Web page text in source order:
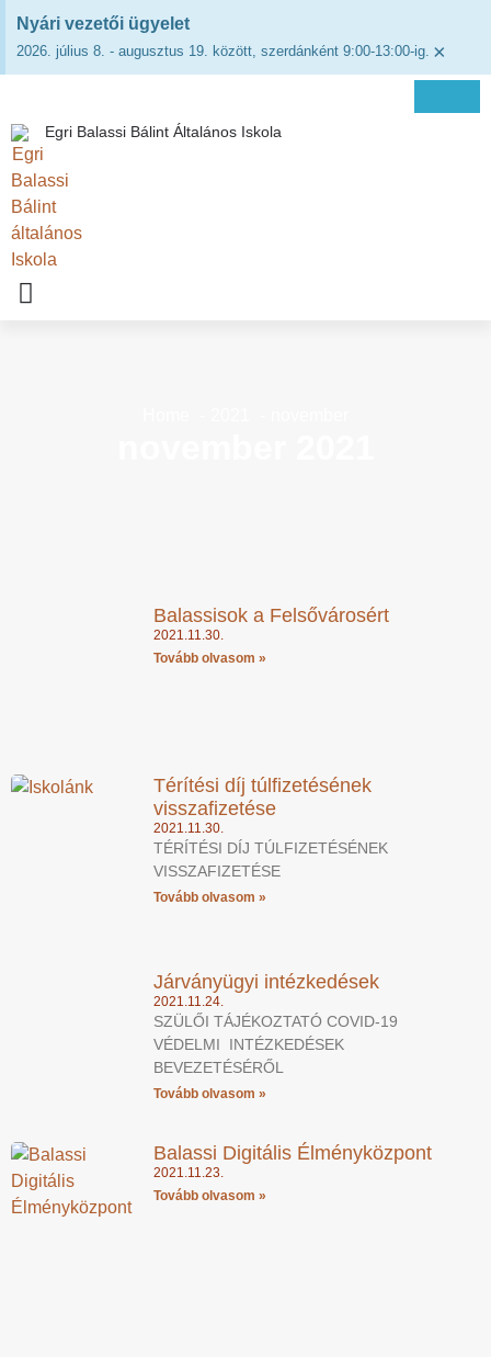
Nyári vezetői ügyelet
2026. július 8. - augusztus 19. között, szerdánként 9:00-13:00-ig. ×
Egri Balassi Bálint Általános Iskola
Balassisok a Felsővárosért
2021.11.30.
Tovább olvasom »
Térítési díj túlfizetésének
visszafizetése
2021.11.30.
TÉRÍTÉSI DÍJ TÚLFIZETÉSÉNEK
VISSZAFIZETÉSE
Tovább olvasom »
Járványügyi intézkedések
2021.11.24.
SZÜLŐI TÁJÉKOZTATÓ COVID-19
VÉDELMI INTÉZKEDÉSEK
BEVEZETÉSÉRŐL
Tovább olvasom »
Balassi Digitális Élményközpont
2021.11.23.
Tovább olvasom »